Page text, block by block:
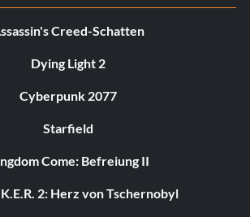
Creed-Schatten
Dying Light 2
Cyberpunk 2077
Starfield
Come: Befreiung II
2: Herz von Tschernobyl